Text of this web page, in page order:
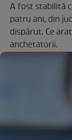
A fost stabilită
patru ani, din
dispărut. Ce
anchetatorii.